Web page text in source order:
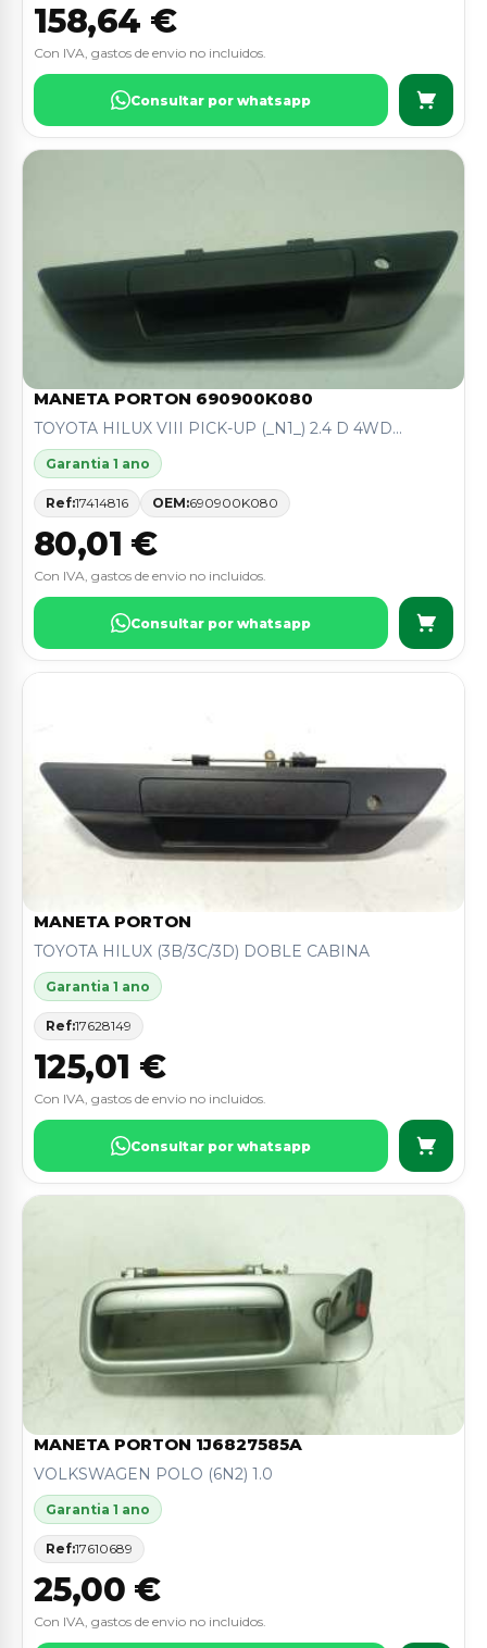
158,64 €
Con IVA, gastos de envio no incluidos.
Consultar por whatsapp
MANETA PORTON 690900K080
TOYOTA HILUX VIII PICK-UP (_N1_) 2.4 D 4WD...
Garantia 1 ano
Ref:17414816 OEM:690900K080
80,01 €
Con IVA, gastos de envio no incluidos.
Consultar por whatsapp
MANETA PORTON
TOYOTA HILUX (3B/3C/3D) DOBLE CABINA
Garantia 1 ano
Ref:17628149
125,01 €
Con IVA, gastos de envio no incluidos.
Consultar por whatsapp
MANETA PORTON 1J6827585A
VOLKSWAGEN POLO (6N2) 1.0
Garantia 1 ano
Ref:17610689
25,00 €
Con IVA, gastos de envio no incluidos.